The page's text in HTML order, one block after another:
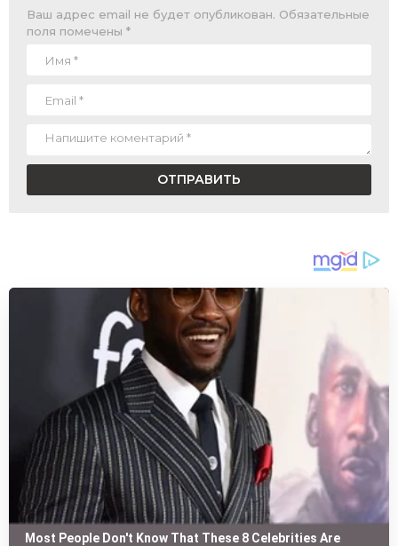
Ваш адрес email не будет опубликован. Обязательные
поля помечены *